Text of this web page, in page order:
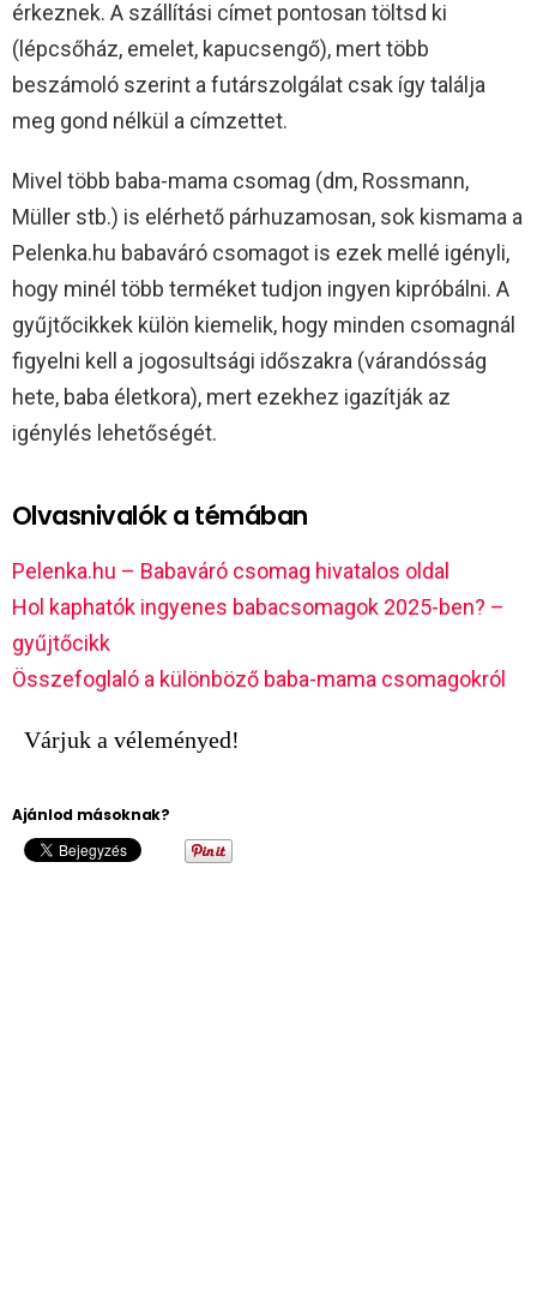
érkeznek. A szállítási címet pontosan töltsd ki
(lépcsőház, emelet, kapucsengő), mert több
beszámoló szerint a futárszolgálat csak így találja
meg gond nélkül a címzettet.​
Mivel több baba-mama csomag (dm, Rossmann,
Müller stb.) is elérhető párhuzamosan, sok kismama a
Pelenka.hu babaváró csomagot is ezek mellé igényli,
hogy minél több terméket tudjon ingyen kipróbálni. A
gyűjtőcikkek külön kiemelik, hogy minden csomagnál
figyelni kell a jogosultsági időszakra (várandósság
hete, baba életkora), mert ezekhez igazítják az
igénylés lehetőségét.​
Olvasnivalók a témában
Pelenka.hu – Babaváró csomag hivatalos oldal
Hol kaphatók ingyenes babacsomagok 2025-ben? –
gyűjtőcikk
Összefoglaló a különböző baba-mama csomagokról
Várjuk a véleményed!
Ajánlod másoknak?